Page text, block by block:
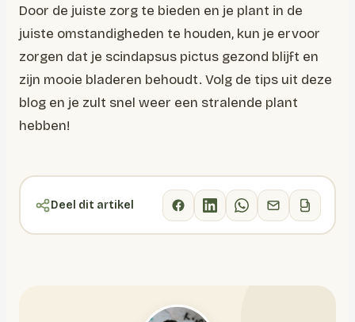
Door de juiste zorg te bieden en je plant in de
juiste omstandigheden te houden, kun je ervoor
zorgen dat je scindapsus pictus gezond blijft en
zijn mooie bladeren behoudt. Volg de tips uit deze
blog en je zult snel weer een stralende plant
hebben!
Deel dit artikel